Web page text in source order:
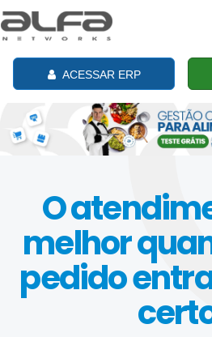
ACESSAR ERP
O
melhor
pedido